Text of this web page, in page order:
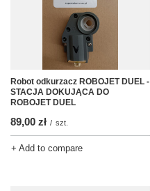
Robot odkurzacz ROBOJET DUEL -
STACJA DOKUJĄCA DO
ROBOJET DUEL
89,00 zł / szt.
+ Add to compare